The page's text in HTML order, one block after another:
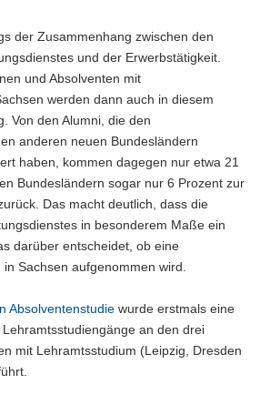
der Zusammenhang zwischen den
und der Erwerbstätigkeit.
und Absolventen mit
werden dann auch in diesem
Von den Alumni, die den
anderen neuen Bundesländern
haben, kommen dagegen nur etwa 21
Bundesländern sogar nur 6 Prozent zur
Das macht deutlich, dass die
in besonderem Maße ein
darüber entscheidet, ob eine
Sachsen aufgenommen wird.
Absolventenstudie wurde erstmals eine
an den drei
mit Lehramtsstudium (Leipzig, Dresden